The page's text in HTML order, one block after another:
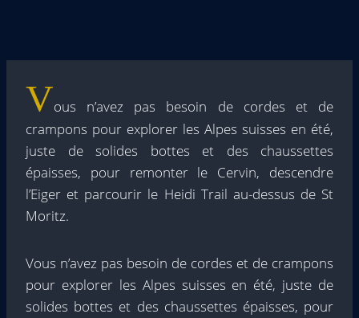
Vous n’avez pas besoin de cordes et de
crampons pour explorer les Alpes suisses en été,
juste de solides bottes et des chaussettes
épaisses, pour remonter le Cervin, descendre
l’Eiger et parcourir le Heidi Trail au-dessus de St
Moritz.
Vous n’avez pas besoin de cordes et de crampons
pour explorer les Alpes suisses en été, juste de
solides bottes et des chaussettes épaisses, pour